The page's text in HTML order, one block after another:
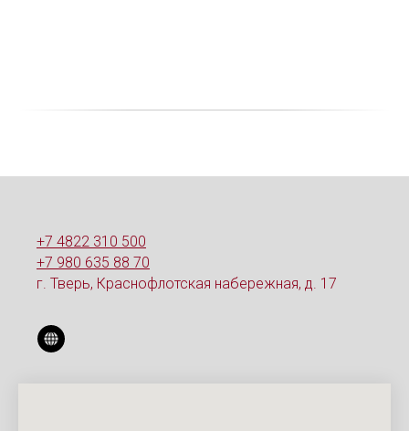
+7 4822 310 500
+7 980 635 88 70
г. Тверь, Краснофлотская набережная, д. 17